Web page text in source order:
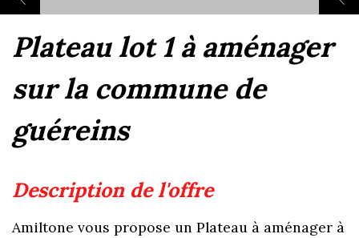
plateau lot 1 à aménager
sur la commune de
guéreins
description de l'offre
Amiltone vous propose un Plateau à aménager à